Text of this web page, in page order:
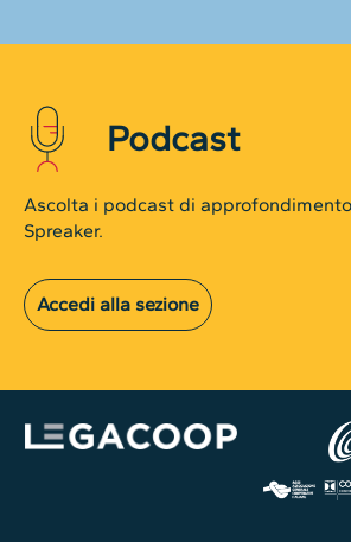
Podcast
Ascolta i podcast di
Spreaker.
Accedi alla sezione